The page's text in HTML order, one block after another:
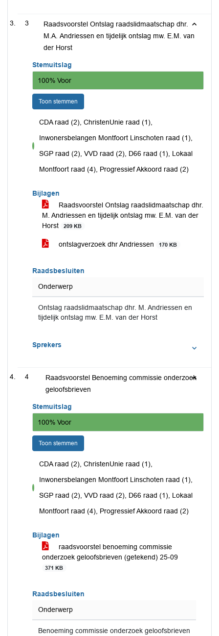
3
Raadsvoorstel Ontslag raadslidmaatschap dhr.
M.A. Andriessen en tijdelijk ontslag mw. E.M. van
der Horst
Stemuitslag
100% Voor
Toon stemmen
voor
CDA raad (2), ChristenUnie raad (1),
Inwonersbelangen Montfoort Linschoten raad (1),
SGP raad (2), VVD raad (2), D66 raad (1), Lokaal
Montfoort raad (4), Progressief Akkoord raad (2)
Bijlagen
Raadsvoorstel Ontslag raadslidmaatschap dhr.
M. Andriessen en tijdelijk ontslag mw. E.M. van der
Horst
209 KB
ontslagverzoek dhr Andriessen 170 KB
Raadsbesluiten
Onderwerp
Ontslag raadslidmaatschap dhr. M. Andriessen en
tijdelijk ontslag mw. E.M. van der Horst
Sprekers
4
Raadsvoorstel Benoeming commissie onderzoek
geloofsbrieven
Stemuitslag
100% Voor
Toon stemmen
voor
CDA raad (2), ChristenUnie raad (1),
Inwonersbelangen Montfoort Linschoten raad (1),
SGP raad (2), VVD raad (2), D66 raad (1), Lokaal
Montfoort raad (4), Progressief Akkoord raad (2)
Bijlagen
raadsvoorstel benoeming commissie
onderzoek geloofsbrieven (getekend) 25-09
371 KB
Raadsbesluiten
Onderwerp
Benoeming commissie onderzoek geloofsbrieven